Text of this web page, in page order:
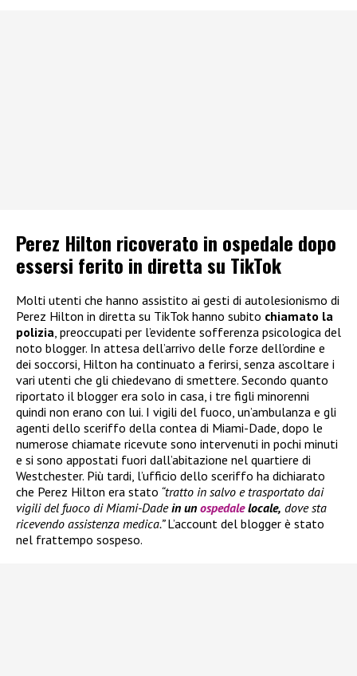
Perez Hilton ricoverato in ospedale dopo
essersi ferito in diretta su TikTok
Molti utenti che hanno assistito ai gesti di autolesionismo di
Perez Hilton in diretta su TikTok hanno subito chiamato la
polizia , preoccupati per l’evidente sofferenza psicologica del
noto blogger. In attesa dell’arrivo delle forze dell’ordine e
dei soccorsi, Hilton ha continuato a ferirsi, senza ascoltare i
vari utenti che gli chiedevano di smettere. Secondo quanto
riportato il blogger era solo in casa, i tre figli minorenni
quindi non erano con lui. I vigili del fuoco, un’ambulanza e gli
agenti dello sceriffo della contea di Miami-Dade, dopo le
numerose chiamate ricevute sono intervenuti in pochi minuti
e si sono appostati fuori dall’abitazione nel quartiere di
Westchester. Più tardi, l’ufficio dello sceriffo ha dichiarato
che Perez Hilton era stato “tratto in salvo e trasportato dai
vigili del fuoco di Miami-Dadein un ospedalelocale, dove sta
ricevendo assistenza medica.”L’account del blogger è stato
nel frattempo sospeso.